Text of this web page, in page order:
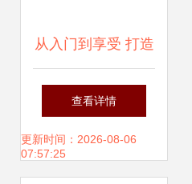
从入门到享受 打造
客厅视听空间需要
多少钱？
查看详情
更新时间：2026-08-06
07:57:25